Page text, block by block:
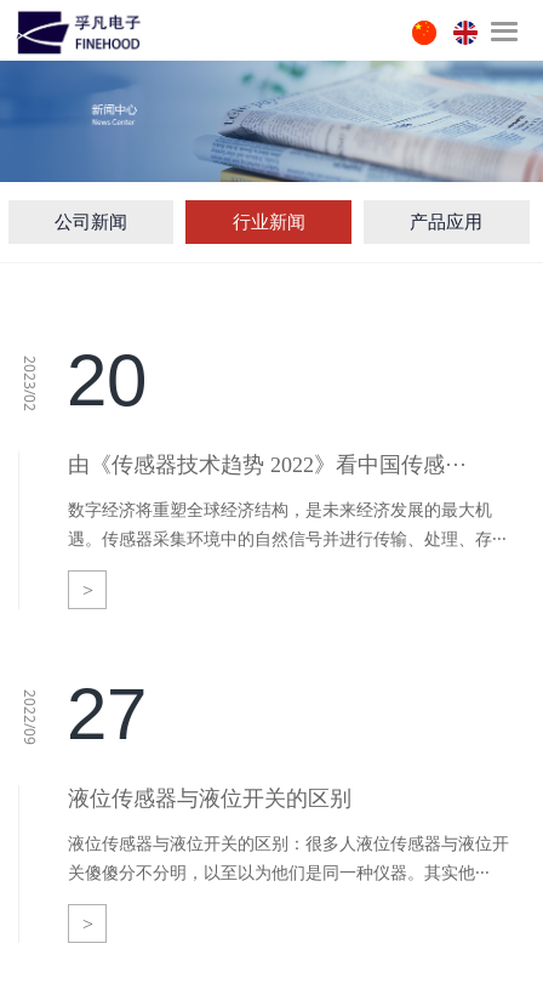
公司新闻 行业新闻 产品应用
2023/02 20
由《传感器技术趋势 2022》看中国传感···
数字经济将重塑全球经济结构，是未来经济发展的最大机
遇。传感器采集环境中的自然信号并进行传输、处理、存···
>
2022/09 27
液位传感器与液位开关的区别
液位传感器与液位开关的区别：很多人液位传感器与液位开
关傻傻分不分明，以至以为他们是同一种仪器。其实他···
>